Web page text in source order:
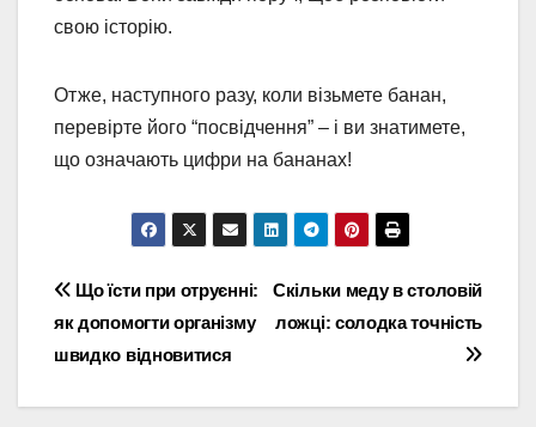
свою історію.
Отже, наступного разу, коли візьмете банан,
перевірте його “посвідчення” – і ви знатимете,
що означають цифри на бананах!
Навігація
записів
Скільки меду в столовій
ложці: солодка точність
Що їсти при отруєнні:
як допомогти організму
швидко відновитися